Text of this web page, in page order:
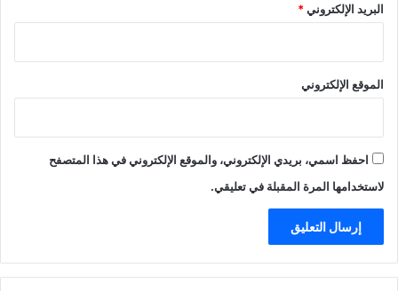
البريد الإلكتروني*
الموقع الإلكتروني
احفظ اسمي، بريدي الإلكتروني، والموقع الإلكتروني في هذا المتصفح
لاستخدامها المرة المقبلة في تعليقي.